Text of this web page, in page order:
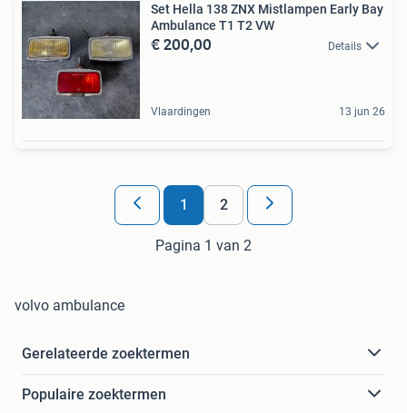
Set Hella 138 ZNX Mistlampen Early Bay
Ambulance T1 T2 VW
€ 200,00 Details
Vlaardingen 13 jun 26
1 2
Pagina 1 van 2
volvo ambulance
Gerelateerde zoektermen
Populaire zoektermen